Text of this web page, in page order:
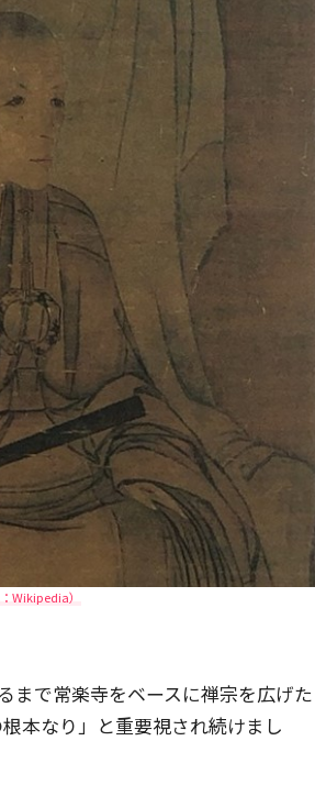
Wikipedia）
まで常楽寺をベースに禅宗を広げた
本なり」と重要視され続けまし